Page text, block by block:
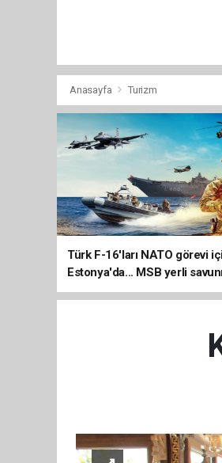
Anasayfa Turizm
Türk F-16'ları NATO görevi
Estonya'da... MSB yerli
sistemleriyle güçleniyor